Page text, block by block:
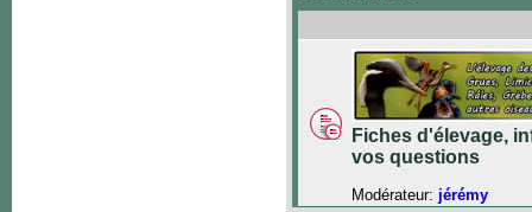
Fiches d'élevage,
vos questions
Modérateur: jérémy